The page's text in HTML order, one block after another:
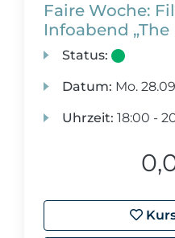
Faire Woche:
Infoabend „The
Status:
Datum: Mo.
Uhrzeit: 18:00 -